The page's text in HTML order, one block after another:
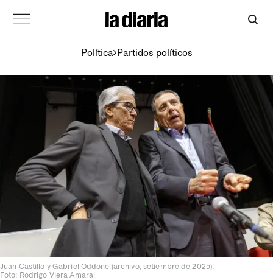
Política Partidos políticos
Juan Castillo y Gabriel Oddone (archivo, setiembre de 2025).
Foto: Rodrigo Viera Amaral